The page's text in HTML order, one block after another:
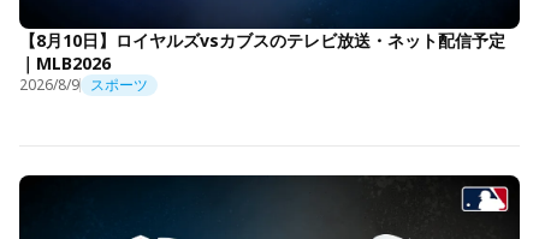
【8月10日】ロイヤルズvsカブスのテレビ放送・ネット配信予定
｜MLB2026
2026/8/9 スポーツ